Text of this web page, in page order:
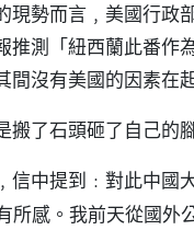
勢而言﹐美國行政
測「紐西蘭此番作
沒有美國的因素在
了石頭砸了自己的
中提到﹕對此中國
所感。我前天從國外